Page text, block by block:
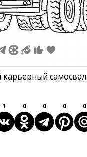
самосвал
1 0 0 0 0